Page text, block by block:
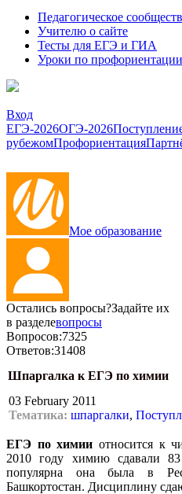
Педагогическое
Учителю о сайте
Тесты для ЕГЭ и ГИА
Уроки по профориентации
Вход
ЕГЭ-2026ОГЭ-2026
рубежомПрофориентация
Мое образование
Остались вопросы?Задайте их
в разделевопросы
Вопросов:7325
Ответов:31408
Шпаргалка к ЕГЭ по химии
03 February 2011
Тематика: шпаргалки,
ЕГЭ по химии относится к
2010 году химию сдавали
популярна она была в
Башкортостан. Дисциплину